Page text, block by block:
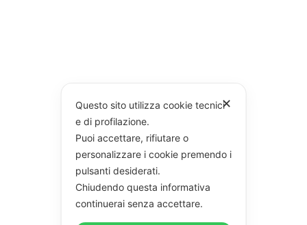
✕
Questo sito utilizza cookie tecnici
e di profilazione.
Puoi accettare, rifiutare o
personalizzare i cookie premendo i
pulsanti desiderati.
Chiudendo questa informativa
continuerai senza accettare.